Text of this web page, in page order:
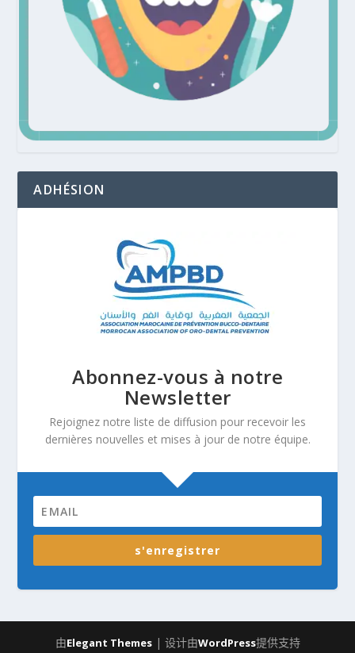
ADHÉSION
Abonnez-vous à notre
Newsletter
Rejoignez notre liste de diffusion pour recevoir les
dernières nouvelles et mises à jour de notre équipe.
s'enregistrer
由Elegant Themes| 设计由WordPress提供支持